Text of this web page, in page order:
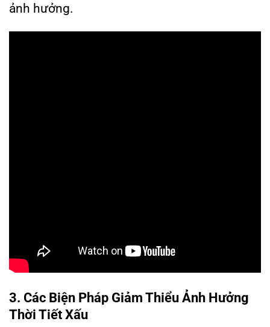
ảnh hưởng.
3. Các Biện Pháp Giảm Thiểu Ảnh Hưởng
Thời Tiết Xấu